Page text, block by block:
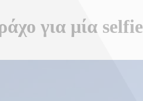
για μία selfie